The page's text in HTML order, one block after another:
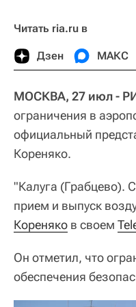
Читать ria.ru в
Дзен МАКС
МОСКВА, 27 июл -
ограничения в
официальный
Кореняко.
"Калуга (Грабцево).
прием и выпуск
Кореняко в своем
Он отметил, что
обеспечения